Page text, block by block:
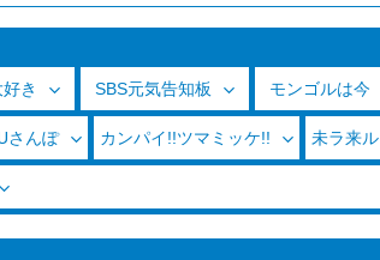
き SBS元気告知板 モンゴルは今
さんぽ カンパイ!!ツマミッケ!! 未ラ来ル